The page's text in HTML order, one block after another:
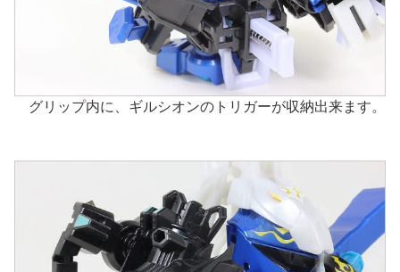
グリップ内に、ギルシオンのトリガーが収納出来ます。